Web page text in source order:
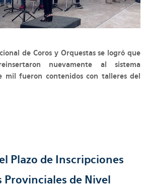
de Coros y Orquestas se logró que
nuevamente al sistema
mil fueron contenidos con talleres del
Plazo de Inscripciones
Provinciales de Nivel